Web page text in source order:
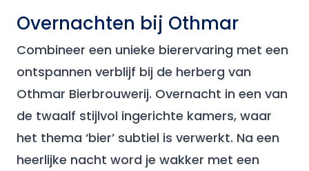
Overnachten bij Othmar
Combineer een unieke bierervaring met een
ontspannen verblijf bij de herberg van
Othmar Bierbrouwerij. Overnacht in een van
de twaalf stijlvol ingerichte kamers, waar
het thema ‘bier’ subtiel is verwerkt. Na een
heerlijke nacht word je wakker met een